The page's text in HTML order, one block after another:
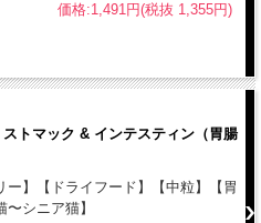
価格:1,491円(税抜 1,355円)
トマック & インテスティン（胃腸
ー】【ドライフード】【中粒】【胃
シニア猫】